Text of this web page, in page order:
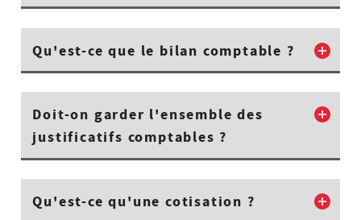
Qu'est-ce que le bilan comptable ?
Doit-on garder l'ensemble des
justificatifs comptables ?
Qu'est-ce qu'une cotisation ?